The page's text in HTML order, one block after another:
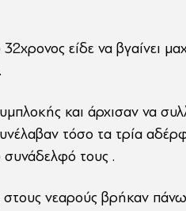
είδε να βγαίνει
και άρχισαν να
τόσο τα τρία
συνάδελφό τους .
στους νεαρούς βρήκαν